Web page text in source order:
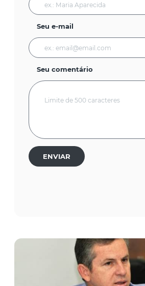
Seu e-mail
Seu comentário
ENVIAR